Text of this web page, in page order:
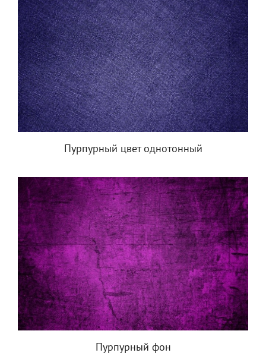
Пурпурный цвет однотонный
Пурпурный фон